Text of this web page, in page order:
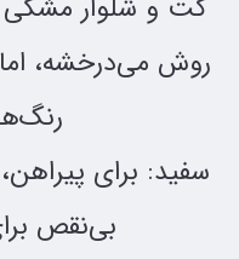
کت و شلوار مشکی
روش می‌درخشه،
سفید: برای
بی‌نقص